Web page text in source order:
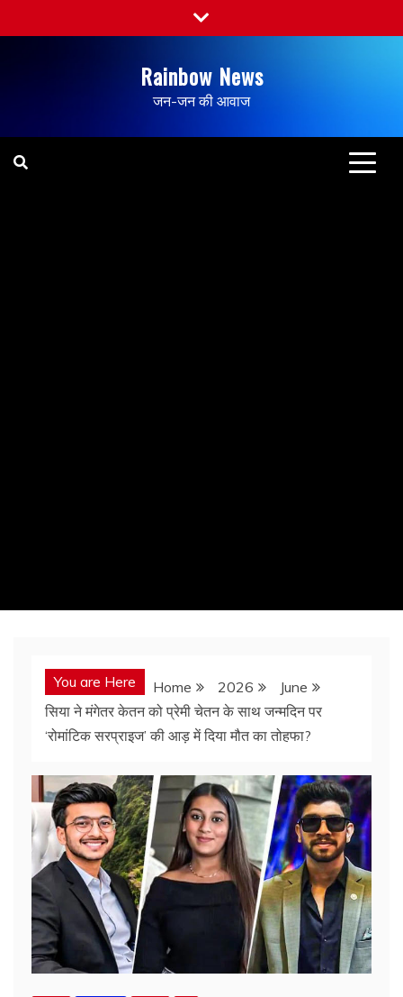
Rainbow News
जन-जन की आवाज
You are Here Home 2026
June
सिया ने मंगेतर केतन को प्रेमी चेतन के साथ जन्मदिन पर
‘रोमांटिक सरप्राइज’ की आड़ में दिया मौत का तोहफा?